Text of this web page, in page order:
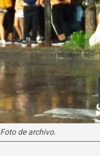
Foto de archivo.